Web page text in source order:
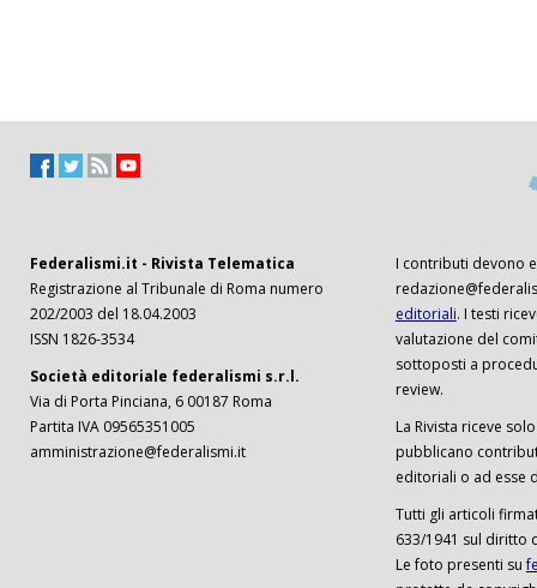
Federalismi.it - Rivista Telematica
Registrazione al Tribunale di Roma numero
202/2003 del 18.04.2003
ISSN 1826-3534
Società editoriale federalismi s.r.l.
Via di Porta Pinciana, 6 00187 Roma
Partita IVA 09565351005
amministrazione@federalismi.it
I contributi devono
editoriali. I testi
valutazione del
sottoposti a
review.
La Rivista riceve
pubblicano
editoriali o ad esse
Tutti gli articoli
633/1941 sul diritto
Le foto presenti su